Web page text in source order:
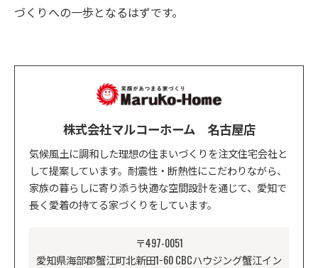
づくりへの一歩となるはずです。
株式会社マルコーホーム 名古屋店
気候風土に調和した理想の住まいづくりを注文住宅会社と
して提案しています。耐震性・断熱性にこだわりながら、
家族の暮らしに寄り添う快適な空間設計を通じて、愛知で
長く愛着の持てる家づくりをしています。
〒497-0051
愛知県海部郡蟹江町北新田1−60 CBCハウジング蟹江イン